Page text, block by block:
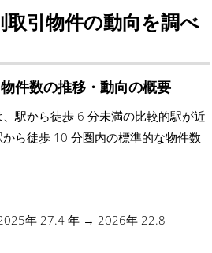
引物件の動向を調べ
件数の推移・動向の概要
駅から徒歩 6 分未満の比較的駅が近
ら徒歩 10 分圏内の標準的な物件数
年 27.4 年 → 2026年 22.8